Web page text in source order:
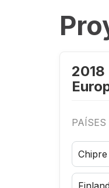
PAÍSES
Chipre